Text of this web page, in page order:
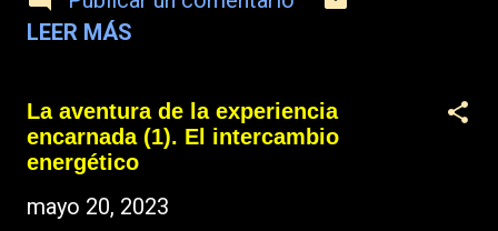
experiencias que vuestra alma necesita para
Ver definición de Ley de Atracción . Otros
artículos de esta colección: La aventura de
la experiencia encarnada (1) Más
La energía del amor (PDF)
LEER MÁS
La aventura de la experiencia
encarnada (1). El intercambio
energético
mayo 20, 2023